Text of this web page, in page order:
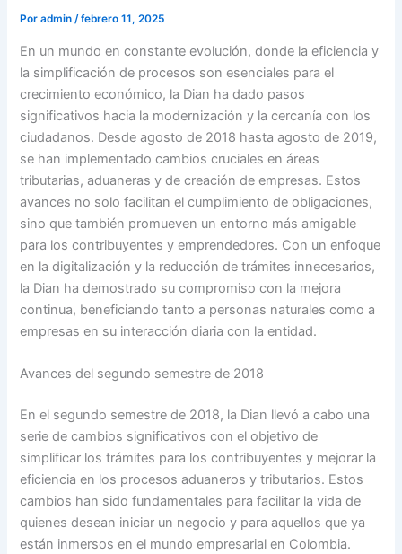
Poradmin/febrero 11, 2025
En un mundo en constante evolución, donde la eficiencia y
la simplificación de procesos son esenciales para el
crecimiento económico, la Dian ha dado pasos
significativos hacia la modernización y la cercanía con los
ciudadanos. Desde agosto de 2018 hasta agosto de 2019,
se han implementado cambios cruciales en áreas
tributarias, aduaneras y de creación de empresas. Estos
avances no solo facilitan el cumplimiento de obligaciones,
sino que también promueven un entorno más amigable
para los contribuyentes y emprendedores. Con un enfoque
en la digitalización y la reducción de trámites innecesarios,
la Dian ha demostrado su compromiso con la mejora
continua, beneficiando tanto a personas naturales como a
empresas en su interacción diaria con la entidad.
Avances del segundo semestre de 2018
En el segundo semestre de 2018, la Dian llevó a cabo una
serie de cambios significativos con el objetivo de
simplificar los trámites para los contribuyentes y mejorar la
eficiencia en los procesos aduaneros y tributarios. Estos
cambios han sido fundamentales para facilitar la vida de
quienes desean iniciar un negocio y para aquellos que ya
están inmersos en el mundo empresarial en Colombia.